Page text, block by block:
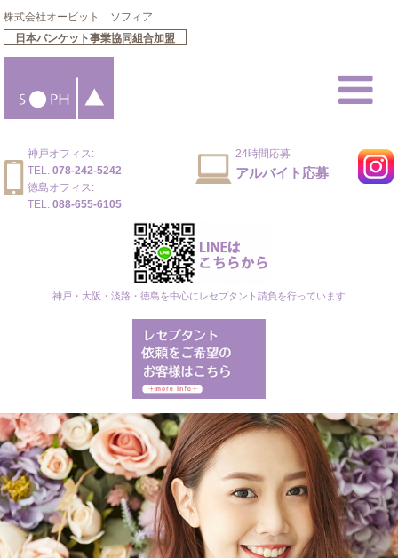
株式会社オービット ソフィア
日本バンケット事業協同組合加盟
神戸オフィス:
TEL. 078-242-5242
徳島オフィス:
TEL. 088-655-6105
24時間応募
アルバイト応募
神戸・大阪・淡路・徳島を中心にレセプタント請負を⾏っています